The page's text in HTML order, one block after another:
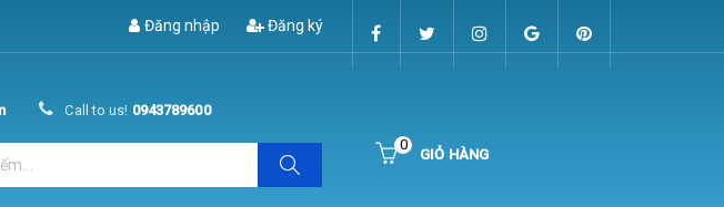
Đăng nhập Đăng ký
Call to us! 0943789600
GIỎ HÀNG
0